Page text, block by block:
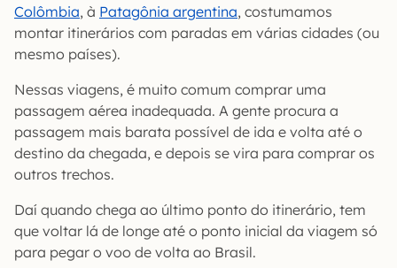
Colômbia, à Patagônia argentina, costumamos
montar itinerários com paradas em várias cidades (ou
mesmo países).
Nessas viagens, é muito comum comprar uma
passagem aérea inadequada. A gente procura a
passagem mais barata possível de ida e volta até o
destino da chegada, e depois se vira para comprar os
outros trechos.
Daí quando chega ao último ponto do itinerário, tem
que voltar lá de longe até o ponto inicial da viagem só
para pegar o voo de volta ao Brasil.